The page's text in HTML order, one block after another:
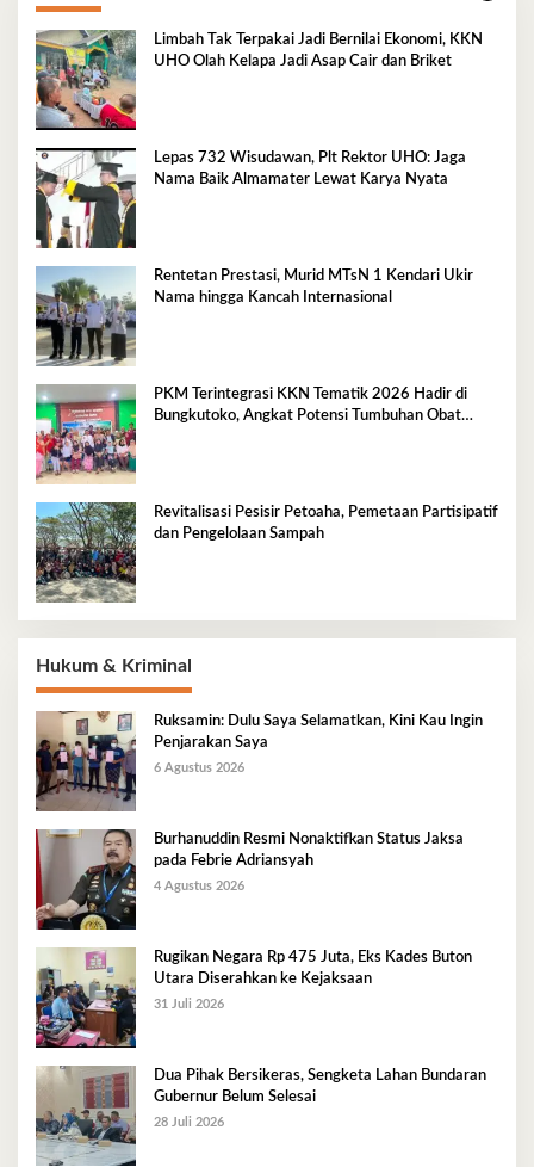
Limbah Tak Terpakai Jadi Bernilai Ekonomi, KKN
UHO Olah Kelapa Jadi Asap Cair dan Briket
Lepas 732 Wisudawan, Plt Rektor UHO: Jaga
Nama Baik Almamater Lewat Karya Nyata
Rentetan Prestasi, Murid MTsN 1 Kendari Ukir
Nama hingga Kancah Internasional
PKM Terintegrasi KKN Tematik 2026 Hadir di
Bungkutoko, Angkat Potensi Tumbuhan Obat
Revitalisasi Pesisir Petoaha, Pemetaan Partisipatif
dan Pengelolaan Sampah
Hukum & Kriminal
Ruksamin: Dulu Saya Selamatkan, Kini Kau Ingin
Penjarakan Saya
6 Agustus 2026
Burhanuddin Resmi Nonaktifkan Status Jaksa
pada Febrie Adriansyah
4 Agustus 2026
Rugikan Negara Rp 475 Juta, Eks Kades Buton
Utara Diserahkan ke Kejaksaan
31 Juli 2026
Dua Pihak Bersikeras, Sengketa Lahan Bundaran
Gubernur Belum Selesai
28 Juli 2026